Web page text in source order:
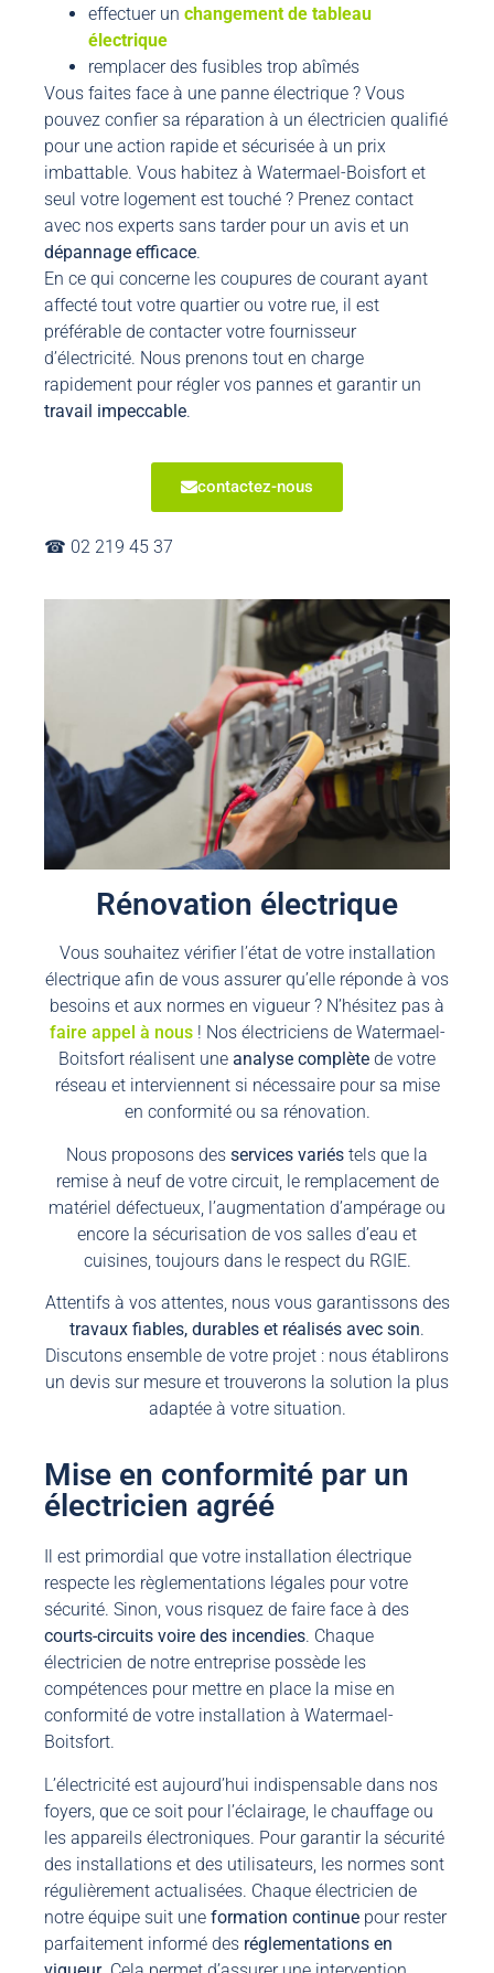
effectuer un changement de tableau
électrique
remplacer des fusibles trop abîmés
Vous faites face à une panne électrique ? Vous
pouvez confier sa réparation à un électricien qualifié
pour une action rapide et sécurisée à un prix
imbattable. Vous habitez à Watermael-Boisfort et
seul votre logement est touché ? Prenez contact
avec nos experts sans tarder pour un avis et un
dépannage efficace.
En ce qui concerne les coupures de courant ayant
affecté tout votre quartier ou votre rue, il est
préférable de contacter votre fournisseur
d’électricité. Nous prenons tout en charge
rapidement pour régler vos pannes et garantir un
travail impeccable.
contactez-nous
☎︎ 02 219 45 37
Rénovation électrique
Vous souhaitez vérifier l’état de votre installation
électrique afin de vous assurer qu’elle réponde à vos
besoins et aux normes en vigueur ? N’hésitez pas à
faire appel à nous! Nos électriciens de Watermael-
Boitsfort réalisent une analyse complète de votre
réseau et interviennent si nécessaire pour sa mise
en conformité ou sa rénovation.
Nous proposons des services variés tels que la
remise à neuf de votre circuit, le remplacement de
matériel défectueux, l’augmentation d’ampérage ou
encore la sécurisation de vos salles d’eau et
cuisines, toujours dans le respect du RGIE.
Attentifs à vos attentes, nous vous garantissons des
travaux fiables, durables et réalisés avec soin.
Discutons ensemble de votre projet : nous établirons
un devis sur mesure et trouverons la solution la plus
adaptée à votre situation.
Mise en conformité par un
électricien agréé
Il est primordial que votre installation électrique
respecte les règlementations légales pour votre
sécurité. Sinon, vous risquez de faire face à des
courts-circuits voire des incendies. Chaque
électricien de notre entreprise possède les
compétences pour mettre en place la mise en
conformité de votre installation à Watermael-
Boitsfort.
L’électricité est aujourd’hui indispensable dans nos
foyers, que ce soit pour l’éclairage, le chauffage ou
les appareils électroniques. Pour garantir la sécurité
des installations et des utilisateurs, les normes sont
régulièrement actualisées. Chaque électricien de
notre équipe suit une formation continue pour rester
parfaitement informé des réglementations en